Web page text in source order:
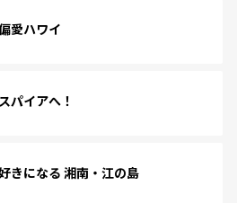
愛ハワイ
パイアへ！
きになる 湘南・江の島